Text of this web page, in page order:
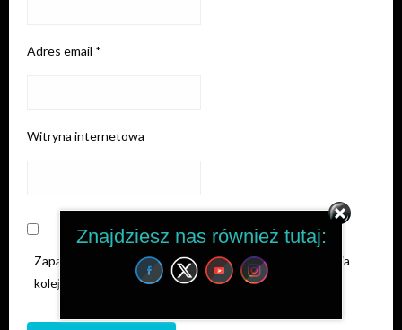
Adres email *
Witryna internetowa
Zapamiętaj moje dane w tej przeglądarce podczas pisania
kolejnych komentarzy.
Znajdziesz nas również tutaj: